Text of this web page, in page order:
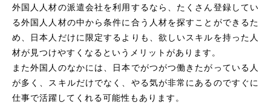
外国人人材の派遣会社を利用するなら、たくさん登録してい
る外国人人材の中から条件に合う人材を探すことができるた
め、日本人だけに限定するよりも、欲しいスキルを持った人
材が見つけやすくなるというメリットがあります。
また外国人のなかには、日本でがつがつ働きたがっている人
が多く、スキルだけでなく、やる気が非常にあるのですぐに
仕事で活躍してくれる可能性もあります。